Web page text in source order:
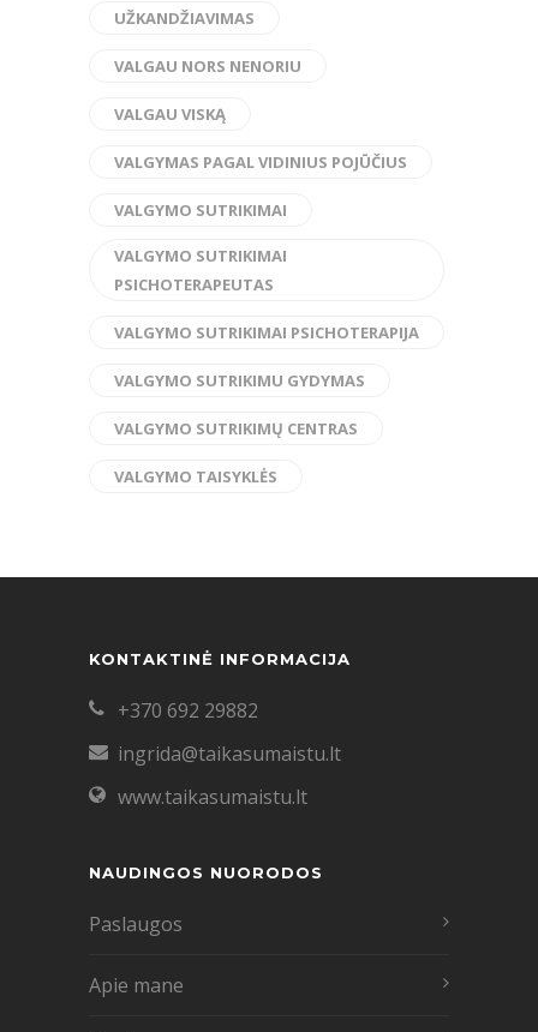
UŽKANDŽIAVIMAS
VALGAU NORS NENORIU
VALGAU VISKĄ
VALGYMAS PAGAL VIDINIUS POJŪČIUS
VALGYMO SUTRIKIMAI
VALGYMO SUTRIKIMAI
PSICHOTERAPEUTAS
VALGYMO SUTRIKIMAI PSICHOTERAPIJA
VALGYMO SUTRIKIMU GYDYMAS
VALGYMO SUTRIKIMŲ CENTRAS
VALGYMO TAISYKLĖS
KONTAKTINĖ INFORMACIJA
+370 692 29882
ingrida@taikasumaistu.lt
www.taikasumaistu.lt
NAUDINGOS NUORODOS
Paslaugos
Apie mane